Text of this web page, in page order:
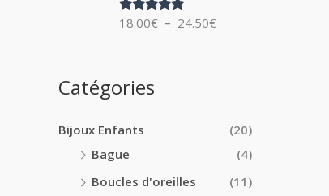
€:
Note5.00
18.00€ – 24.50€
Catégories
Bijoux Enfants
(20)
Bague
(4)
Boucles d'oreilles
(11)